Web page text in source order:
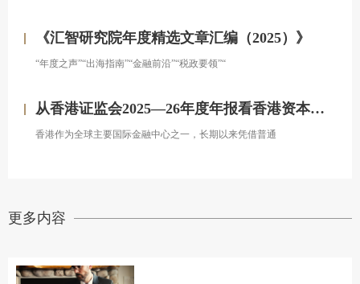
《汇智研究院年度精选文章汇编（2025）》
“年度之声”“出海指南”“金融前沿”“税政要领”“
从香港证监会2025—26年度年报看香港资本市场发展的新方向
香港作为全球主要国际金融中心之一，长期以来凭借普通
更多内容